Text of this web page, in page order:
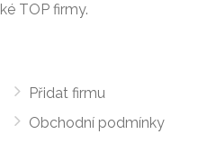
TOP firmy.
Přidat firmu
Obchodní podmínky